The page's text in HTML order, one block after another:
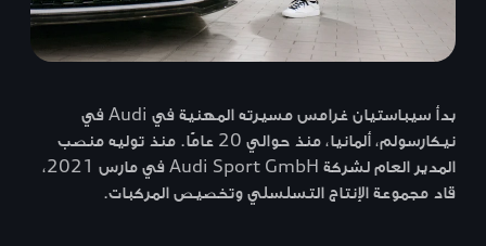
بدأ سيباستيان غرامس مسيرته المهنية في Audi في
نيكارسولم، ألمانيا، منذ حوالي 20 عامًا. منذ توليه منصب
المدير العام لشركة Audi Sport GmbH في مارس 2021،
قاد مجموعة الإنتاج التسلسلي وتخصيص المركبات.